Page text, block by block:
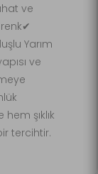
ve
Yarım
ve
şıklık
tercihtir.